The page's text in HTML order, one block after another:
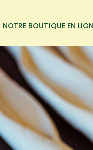
NOTRE BOUTIQUE EN